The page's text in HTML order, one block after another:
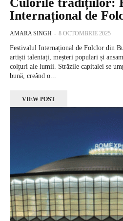
Internațional de
AMARA SINGH - 8 OCTOMBRIE 2025
Festivalul Internațional de Folclor din
artiști talentați, meșteri populari și
colțuri ale lumii. Străzile capitalei se
bună, creând o...
VIEW POST